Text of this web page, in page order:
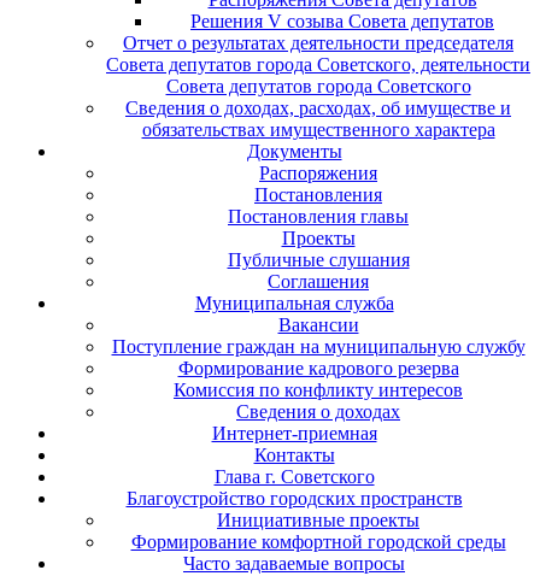
Решения V созыва Совета депутатов
Отчет о результатах деятельности председателя
Совета депутатов города Советского, деятельности
Совета депутатов города Советского
Сведения о доходах, расходах, об имуществе и
обязательствах имущественного характера
Документы
Распоряжения
Постановления
Постановления главы
Проекты
Публичные слушания
Соглашения
Муниципальная служба
Вакансии
Поступление граждан на муниципальную службу
Формирование кадрового резерва
Комиссия по конфликту интересов
Сведения о доходах
Интернет-приемная
Контакты
Глава г. Советского
Благоустройство городских пространств
Инициативные проекты
Формирование комфортной городской среды
Часто задаваемые вопросы